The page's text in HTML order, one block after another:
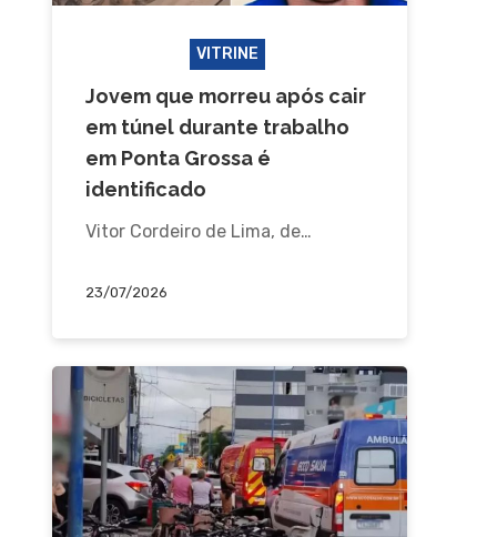
VITRINE
Jovem que morreu após cair
em túnel durante trabalho
em Ponta Grossa é
identificado
Vitor Cordeiro de Lima, de…
23/07/2026